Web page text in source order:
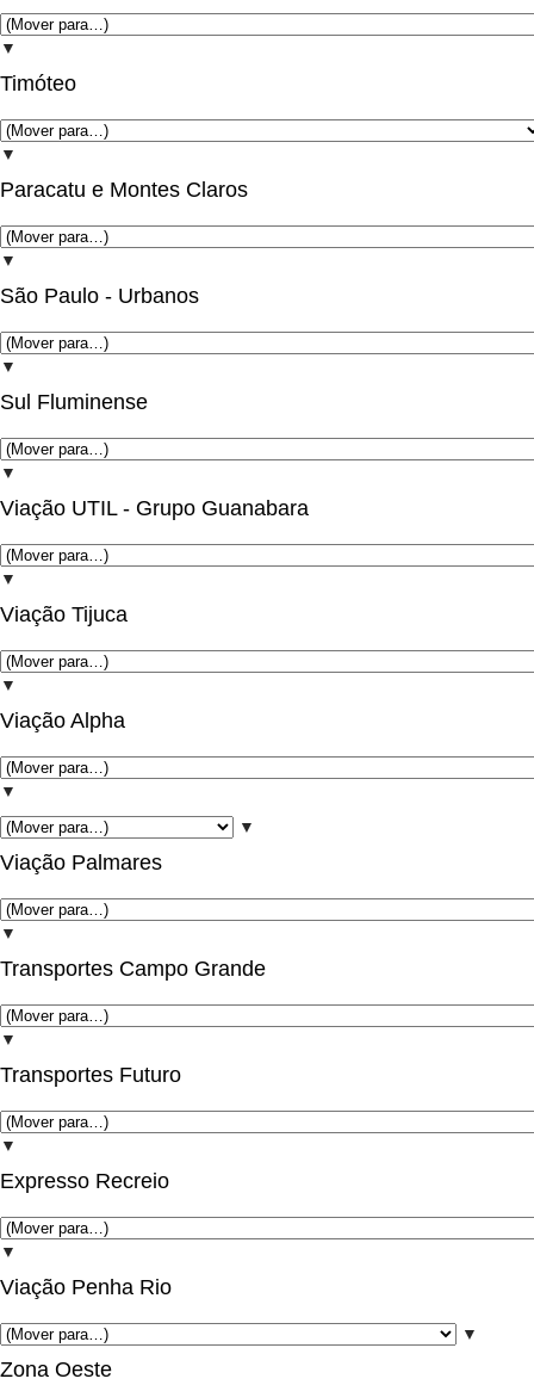
▼
Timóteo
▼
Paracatu e Montes Claros
▼
São Paulo - Urbanos
▼
Sul Fluminense
▼
Viação UTIL - Grupo Guanabara
▼
Viação Tijuca
▼
Viação Alpha
▼
▼
Viação Palmares
▼
Transportes Campo Grande
▼
Transportes Futuro
▼
Expresso Recreio
▼
Viação Penha Rio
▼
Zona Oeste